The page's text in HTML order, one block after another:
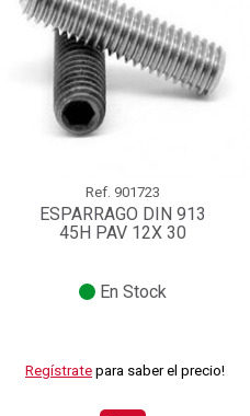
Ref. 901723
ESPARRAGO DIN 913
45H PAV 12X 30
En Stock
Regístrate para saber el precio!